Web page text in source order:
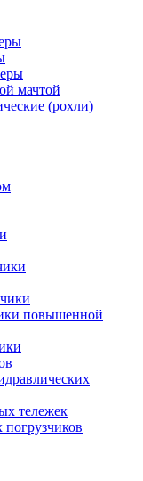
мачтой
(рохли)
повышенной
тележек